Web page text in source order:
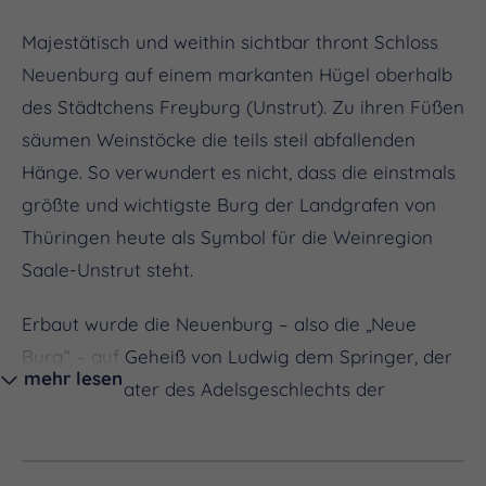
Majestätisch und weithin sichtbar thront Schloss
Neuenburg auf einem markanten Hügel oberhalb
des Städtchens Freyburg (Unstrut). Zu ihren Füßen
säumen Weinstöcke die teils steil abfallenden
Hänge. So verwundert es nicht, dass die einstmals
größte und wichtigste Burg der Landgrafen von
Thüringen heute als Symbol für die Weinregion
Saale-Unstrut steht.
Erbaut wurde die Neuenburg – also die „Neue
Burg“ – auf Geheiß von Ludwig dem Springer, der
als Stammvater des Adelsgeschlechts der
mehr lesen